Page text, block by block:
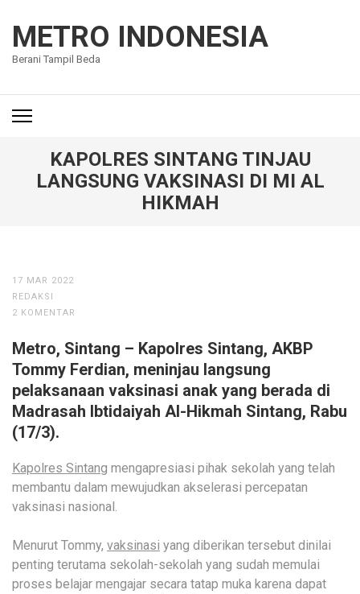
konten
(Tekan
METRO INDONESIA
Berani Tampil Beda
KAPOLRES SINTANG TINJAU
LANGSUNG VAKSINASI DI MI AL
HIKMAH
17 MAR 2022
REDAKSI
2 KOMENTAR
Metro, Sintang – Kapolres Sintang, AKBP
Tommy Ferdian, meninjau langsung
pelaksanaan vaksinasi anak yang berada di
Madrasah Ibtidaiyah Al-Hikmah Sintang, Rabu
(17/3).
Kapolres Sintang mengapresiasi pihak sekolah yang telah
membantu dalam mewujudkan akselerasi percepatan
vaksinasi nasional.
Menurut Tommy, vaksinasi yang diberikan tersebut dinilai
penting terutama sekolah-sekolah yang sudah memulai
proses belajar mengajar secara tatap muka karena dapat